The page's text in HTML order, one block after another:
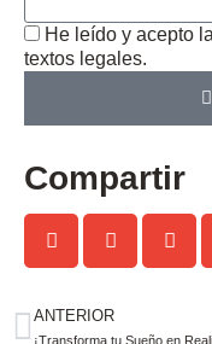
He leído y acepto
textos legales.
Compartir
ANTERIOR